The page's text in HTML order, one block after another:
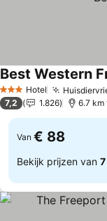
3 SterrenHotel
Best Western
7,2 1.826 6.7 km
Van € 88
Bekijk prijzen van